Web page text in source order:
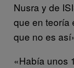
Nusra y de
que en teoría
que no es
«Había unos